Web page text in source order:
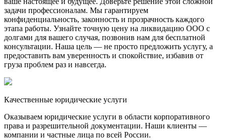
задачи профессионалам. Мы гарантируем
конфиденциальность, законность и прозрачность каждого
этапа работы. Узнайте точную цену на ликвидацию ООО с
долгами для вашего случая, позвонив нам для бесплатной
консультации. Наша цель — не просто предложить услугу, а
предоставить вам уверенность и спокойствие, избавив от
груза проблем раз и навсегда.
Качественные юридические услуги
Оказываем юридические услуги в области корпоративного
права и разрешительной документации. Наши клиенты —
компании и частные лица по всей России.